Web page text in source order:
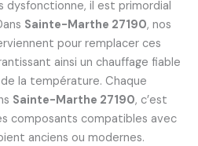
dysfonctionne, il est primordial
Sainte-Marthe 27190, nos
pour remplacer ces
ainsi un chauffage fiable
la température. Chaque
Sainte-Marthe 27190, c’est
composants compatibles avec
anciens ou modernes.